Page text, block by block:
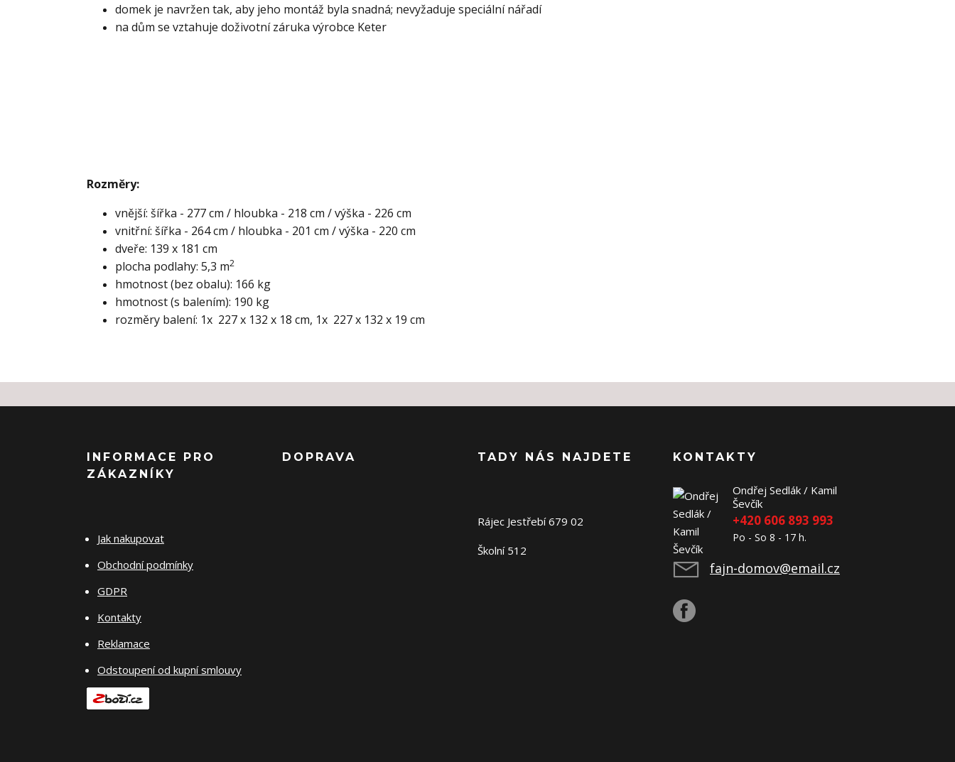
domek je navržen tak, aby jeho montáž byla snadná; nevyžaduje speciální nářadí
na dům se vztahuje doživotní záruka výrobce Keter
Rozměry:
vnější: šířka - 277 cm / hloubka - 218 cm / výška - 226 cm
vnitřní: šířka - 264 cm / hloubka - 201 cm / výška - 220 cm
dveře: 139 x 181 cm
plocha podlahy: 5,3 m2
hmotnost (bez obalu): 166 kg
hmotnost (s balením): 190 kg
rozměry balení: 1x 227 x 132 x 18 cm, 1x 227 x 132 x 19 cm
INFORMACE PRO
ZÁKAZNÍKY
Jak nakupovat
Obchodní podmínky
GDPR
Kontakty
Reklamace
Odstoupení od kupní smlouvy
DOPRAVA TADY NÁS NAJDETE
Rájec Jestřebí 679 02
Školní 512
KONTAKTY
Ondřej Sedlák / Kamil
Ševčík
+420 606 893 993
Po - So 8 - 17 h.
fajn-domov@email.cz